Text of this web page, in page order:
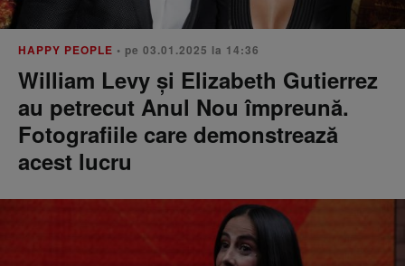
HAPPY PEOPLE • pe 03.01.2025 la 14:36
William Levy și Elizabeth Gutierrez
au petrecut Anul Nou împreună.
Fotografiile care demonstrează
acest lucru